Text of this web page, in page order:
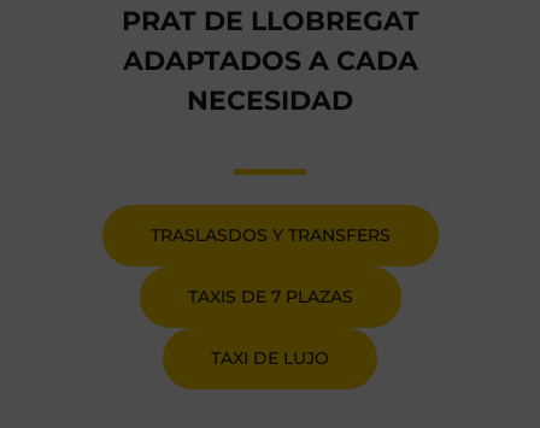
PRAT DE LLOBREGAT
ADAPTADOS A CADA
NECESIDAD
TRASLASDOS Y TRANSFERS
TAXIS DE 7 PLAZAS
TAXI DE LUJO